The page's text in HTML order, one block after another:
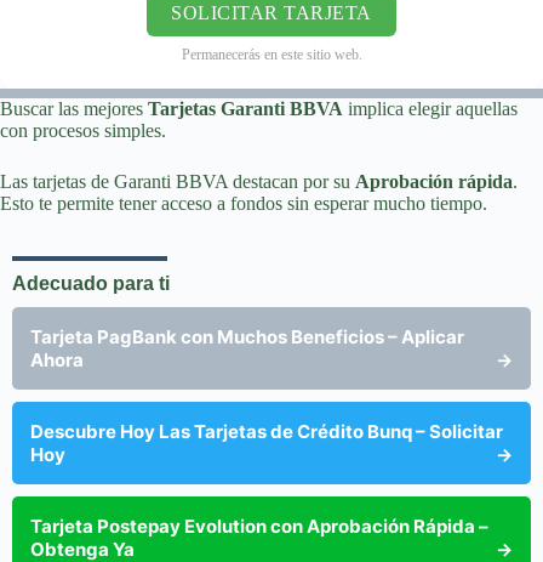
SOLICITAR TARJETA
Permanecerás en este sitio web.
Buscar las mejores Tarjetas Garanti BBVA implica elegir aquellas
con procesos simples.
Las tarjetas de Garanti BBVA destacan por su Aprobación rápida.
Esto te permite tener acceso a fondos sin esperar mucho tiempo.
Adecuado para ti
Tarjeta PagBank con Muchos Beneficios – Aplicar
Ahora
→
Descubre Hoy Las Tarjetas de Crédito Bunq – Solicitar
Hoy
→
Tarjeta Postepay Evolution con Aprobación Rápida –
Obtenga Ya
→